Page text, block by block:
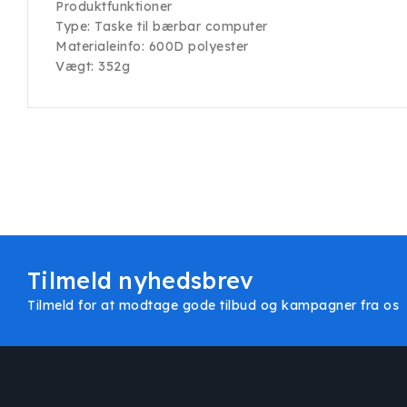
Produktfunktioner
Type: Taske til bærbar computer
Materialeinfo: 600D polyester
Vægt: 352g
Tilmeld nyhedsbrev
Tilmeld for at modtage gode tilbud og kampagner fra os